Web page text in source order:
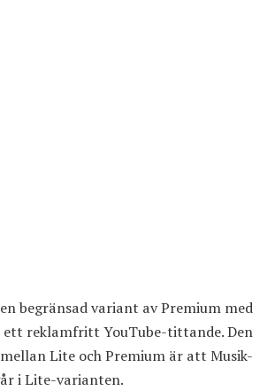
begränsad variant av Premium med
reklamfritt YouTube-tittande. Den
Lite och Premium är att Musik-
i Lite-varianten.